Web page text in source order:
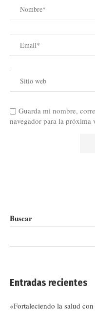
Guarda mi nombre,
navegador para la próxima
Buscar
Entradas recientes
«Fortaleciendo la salud